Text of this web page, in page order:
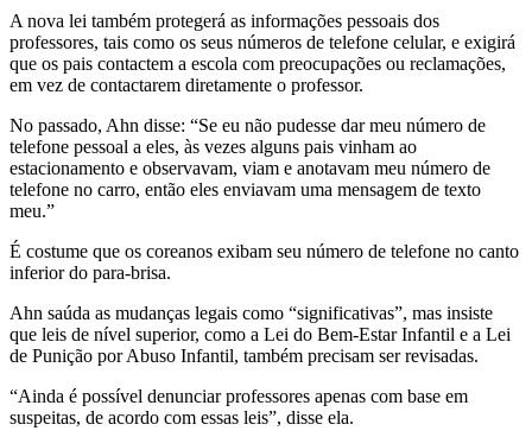
A nova lei também protegerá as informações pessoais dos
professores, tais como os seus números de telefone celular, e exigirá
que os pais contactem a escola com preocupações ou reclamações,
em vez de contactarem diretamente o professor.
No passado, Ahn disse: “Se eu não pudesse dar meu número de
telefone pessoal a eles, às vezes alguns pais vinham ao
estacionamento e observavam, viam e anotavam meu número de
telefone no carro, então eles enviavam uma mensagem de texto
meu.”
É costume que os coreanos exibam seu número de telefone no canto
inferior do para-brisa.
Ahn saúda as mudanças legais como “significativas”, mas insiste
que leis de nível superior, como a Lei do Bem-Estar Infantil e a Lei
de Punição por Abuso Infantil, também precisam ser revisadas.
“Ainda é possível denunciar professores apenas com base em
suspeitas, de acordo com essas leis”, disse ela.